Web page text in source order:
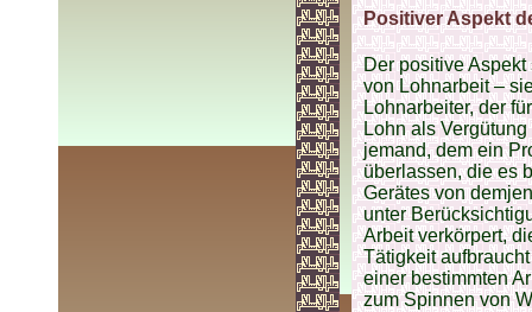
Positiver Aspekt
Der positive
von Lohnarbeit –
Lohnarbeiter, der
Lohn als Vergütung
jemand, dem ein
überlassen, die es
Gerätes von
unter
Arbeit verkörpert,
Tätigkeit
einer bestimmten
zum Spinnen von